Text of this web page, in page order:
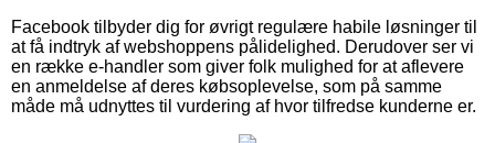
Facebook tilbyder dig for øvrigt regulære habile løsninger til
at få indtryk af webshoppens pålidelighed. Derudover ser vi
en række e-handler som giver folk mulighed for at aflevere
en anmeldelse af deres købsoplevelse, som på samme
måde må udnyttes til vurdering af hvor tilfredse kunderne er.